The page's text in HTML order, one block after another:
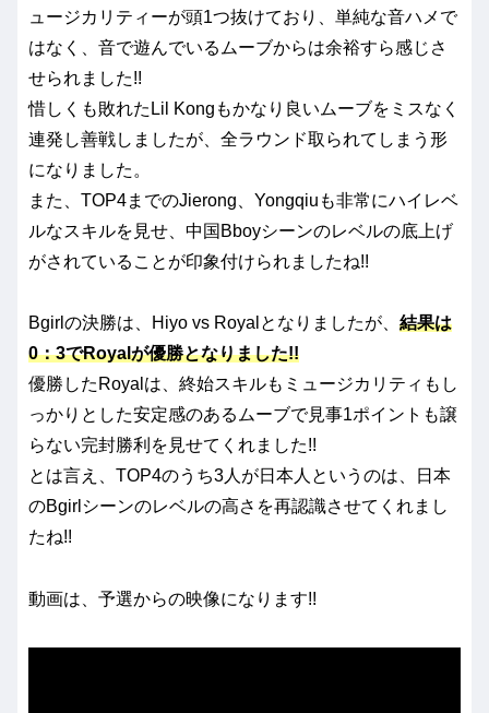
ュージカリティーが頭1つ抜けており、単純な音ハメで
はなく、音で遊んでいるムーブからは余裕すら感じさ
せられました!!
惜しくも敗れたLil Kongもかなり良いムーブをミスなく
連発し善戦しましたが、全ラウンド取られてしまう形
になりました。
また、TOP4までのJierong、Yongqiuも非常にハイレベ
ルなスキルを見せ、中国Bboyシーンのレベルの底上げ
がされていることが印象付けられましたね!!
Bgirlの決勝は、Hiyo vs Royalとなりましたが、 結果は
0：3でRoyalが優勝となりました!!
優勝したRoyalは、終始スキルもミュージカリティもし
っかりとした安定感のあるムーブで見事1ポイントも譲
らない完封勝利を見せてくれました!!
とは言え、TOP4のうち3人が日本人というのは、日本
のBgirlシーンのレベルの高さを再認識させてくれまし
たね!!
動画は、予選からの映像になります!!